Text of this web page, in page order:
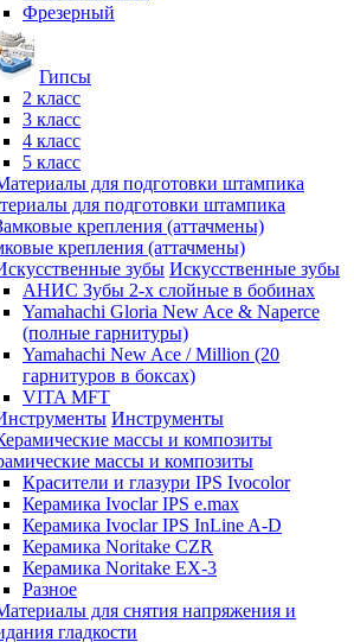
Фрезерный
Гипсы
2 класс
3 класс
4 класс
5 класс
для подготовки штампика
крепления (аттачмены)
Искусственные зубы
АНИС Зубы 2-х слойные в бобинах
Yamahachi Gloria New Ace & Naperce
(полные гарнитуры)
Yamahachi New Ace / Million (20
гарнитуров в боксах)
VITA MFT
Инструменты
массы и композиты
Красители и глазури IPS Ivocolor
Керамика Ivoclar IPS e.max
Керамика Ivoclar IPS InLine A-D
Керамика Noritake CZR
Керамика Noritake EX-3
Разное